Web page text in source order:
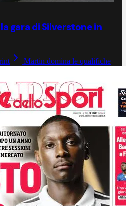
gara di Silverstone in
Martin domina le qualifiche